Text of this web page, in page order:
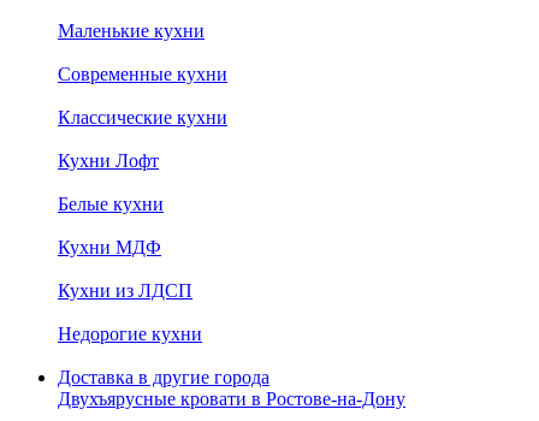
Маленькие кухни
Современные кухни
Классические кухни
Кухни Лофт
Белые кухни
Кухни МДФ
Кухни из ЛДСП
Недорогие кухни
Доставка в другие города
Двухъярусные кровати в Ростове-на-Дону